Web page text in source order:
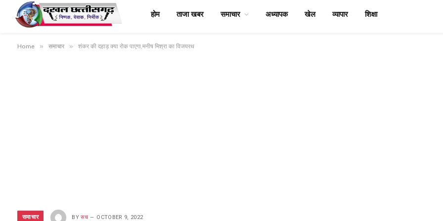
होम ताजा खबर समाचार अध्यापक खेल व्यापार शिक्षा
Home » समाचार » शंकर की दहाड़ क्या रोक पाएगा,मनीष मिश्रा का विजयरथ
समाचार BY सच OCTOBER 9, 2022